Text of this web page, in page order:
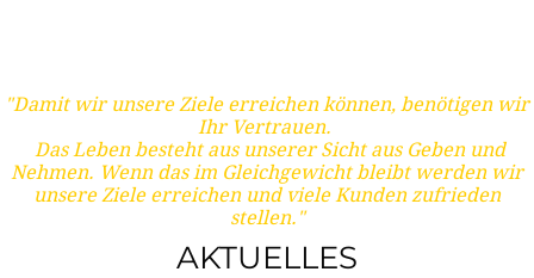
"Damit wir unsere Ziele erreichen können, benötigen wir
Ihr Vertrauen.
Das Leben besteht aus unserer Sicht aus Geben und
Nehmen. Wenn das im Gleichgewicht bleibt werden wir
unsere Ziele erreichen und viele Kunden zufrieden
stellen."
AKTUELLES